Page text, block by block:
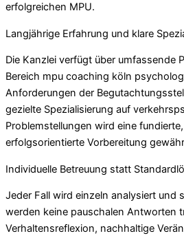
erfolgreichen MPU.
Langjährige Erfahrung und klare
Die Kanzlei verfügt über umfassende
Bereich mpu coaching köln
Anforderungen der
gezielte Spezialisierung auf
Problemstellungen wird eine
erfolgsorientierte Vorbereitung
Individuelle Betreuung statt
Jeder Fall wird einzeln analysiert und
werden keine pauschalen Antworten
Verhaltensreflexion, nachhaltige